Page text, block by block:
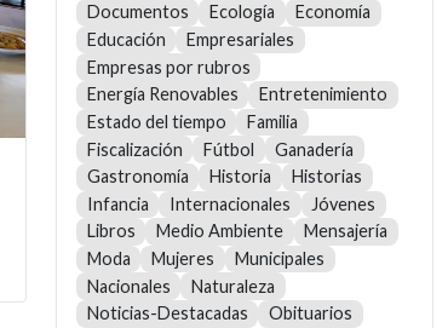
Documentos
Ecología
Economía
Educación
Empresariales
Empresas por rubros
Energía Renovables
Entretenimiento
Estado del tiempo
Familia
Fiscalización
Fútbol
Ganadería
Gastronomía
Historia
Historias
Infancia
Internacionales
Jóvenes
Libros
Medio Ambiente
Mensajería
Moda
Mujeres
Municipales
Nacionales
Naturaleza
Noticias-Destacadas
Obituarios